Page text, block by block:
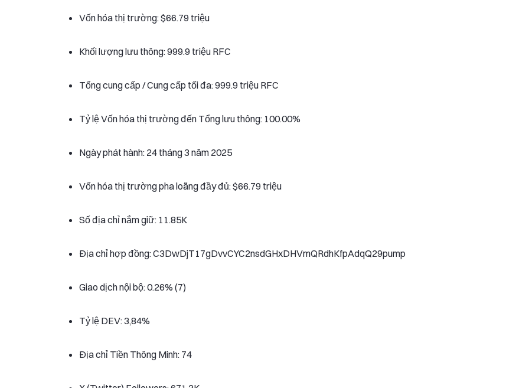
Vốn hóa thị trường: $66.79 triệu
Khối lượng lưu thông: 999.9 triệu RFC
Tổng cung cấp / Cung cấp tối đa: 999.9 triệu RFC
Tỷ lệ Vốn hóa thị trường đến Tổng lưu thông: 100.00%
Ngày phát hành: 24 tháng 3 năm 2025
Vốn hóa thị trường pha loãng đầy đủ: $66.79 triệu
Số địa chỉ nắm giữ: 11.85K
Địa chỉ hợp đồng: C3DwDjT17gDvvCYC2nsdGHxDHVmQRdhKfpAdqQ29pump
Giao dịch nội bộ: 0.26% (7)
Tỷ lệ DEV: 3,84%
Địa chỉ Tiền Thông Minh: 74